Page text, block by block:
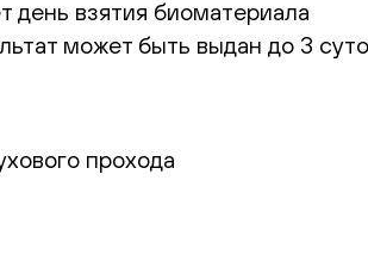
день взятия биоматериала
может быть выдан до 3
прохода